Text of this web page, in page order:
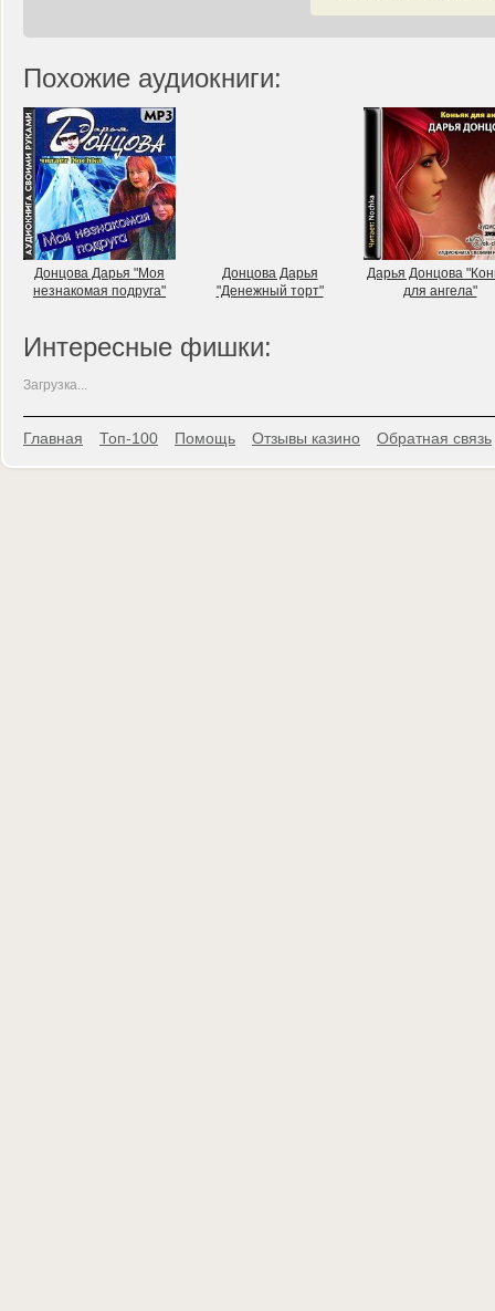
Похожие аудиокниги:
Донцова Дарья "Моя
незнакомая подруга"
Донцова Дарья
"Денежный торт"
Дарья Донцова
для ангела"
Интересные фишки:
Загрузка...
Главная Топ-100 Помощь Отзывы казино Обратная связь